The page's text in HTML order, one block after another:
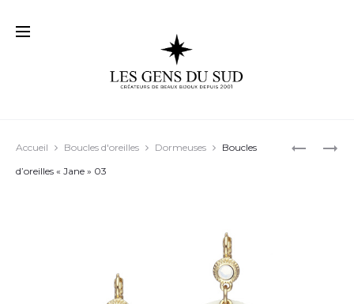
BOUCLES
Accueil Boucles d'oreilles Dormeuses
Boucles
d’oreilles « Jane » 03